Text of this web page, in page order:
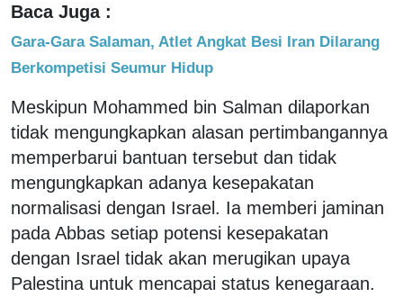
Baca Juga :
Gara-Gara Salaman, Atlet Angkat Besi Iran Dilarang
Berkompetisi Seumur Hidup
Meskipun Mohammed bin Salman dilaporkan
tidak mengungkapkan alasan pertimbangannya
memperbarui bantuan tersebut dan tidak
mengungkapkan adanya kesepakatan
normalisasi dengan Israel. Ia memberi jaminan
pada Abbas setiap potensi kesepakatan
dengan Israel tidak akan merugikan upaya
Palestina untuk mencapai status kenegaraan.